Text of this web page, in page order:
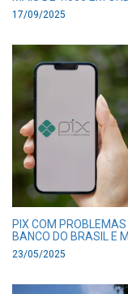
17/09/2025
PIX COM
BANCO DO BRASIL E
23/05/2025